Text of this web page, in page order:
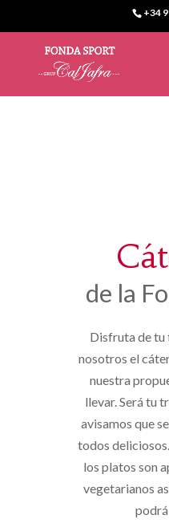
+34
de la
Disfruta de tu
nosotros el
nuestra
llevar. Será tu
avisamos que
todos
los platos son
vegetarianos